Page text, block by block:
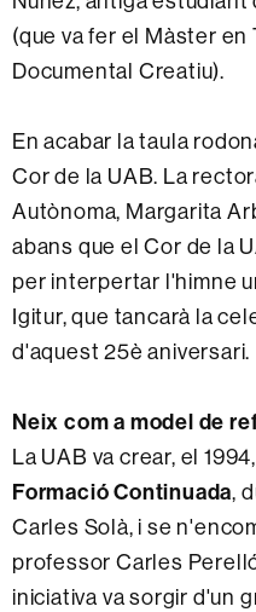
(que va fer el Màster en
Documental Creatiu).
En acabar la taula
Cor de la UAB. La
Autònoma, Margarita
abans que el Cor de la
per interpertar l'himne
Igitur, que tancarà la
d'aquest 25è aniversari.
Neix com a model de
La UAB va crear, el
Formació Continuada,
Carles Solà, i se
professor Carles
iniciativa va sorgir d'un